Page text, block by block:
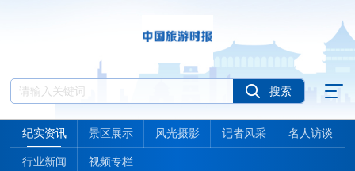
纪实资讯 景区展示 风光摄影 记者风采 名人访谈
行业新闻 视频专栏